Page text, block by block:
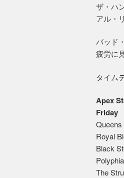
ザ・ハ
アル・
バッド
疲労に
タイム
Apex
Friday
Queens
Royal
Black
The